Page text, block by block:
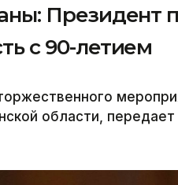
Президент
с 90-летием
области, передает